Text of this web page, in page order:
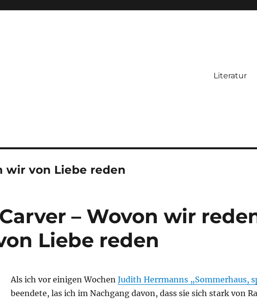
Literatur
wir von Liebe reden
– Wovon wir
Liebe reden
Als ich vor einigen Wochen Judith Herrmanns „Sommerhaus,
beendete, las ich im Nachgang davon, dass sie sich stark von